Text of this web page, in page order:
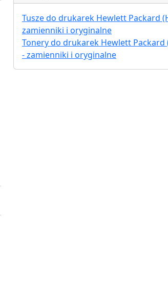
Tusze do drukarek Hewlett Packard
zamienniki i oryginalne
Tonery do drukarek Hewlett Packard
- zamienniki i oryginalne